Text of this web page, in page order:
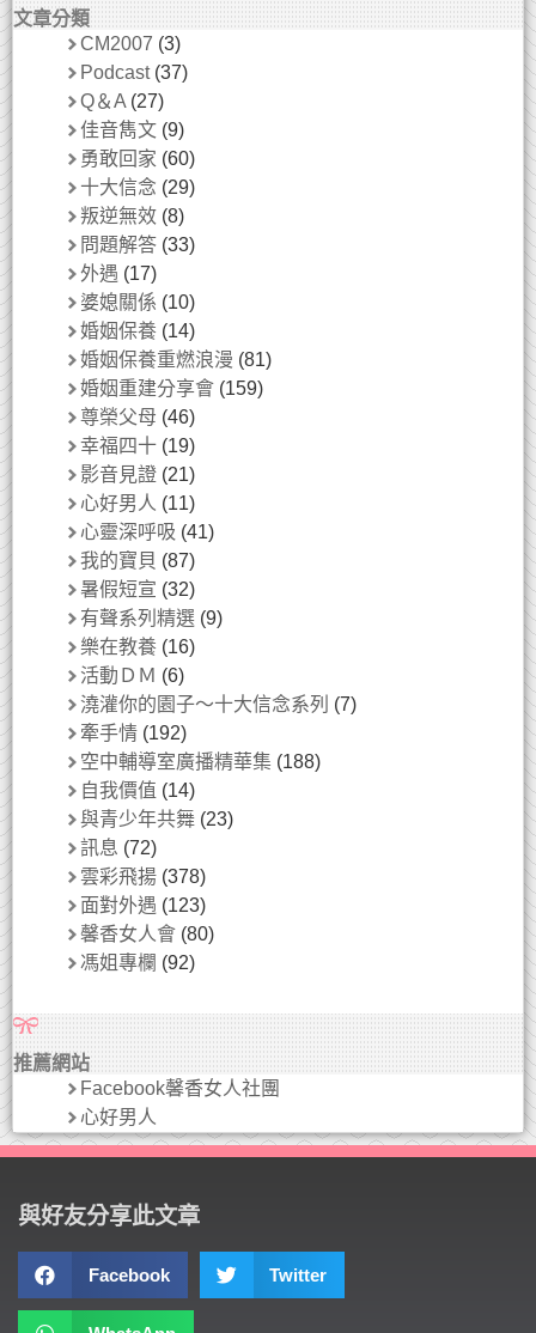
文章分類
CM2007 (3)
Podcast(37)
Q＆A (27)
佳音雋文 (9)
勇敢回家 (60)
十大信念 (29)
叛逆無效 (8)
問題解答 (33)
外遇 (17)
婆媳關係 (10)
婚姻保養 (14)
婚姻保養重燃浪漫 (81)
婚姻重建分享會 (159)
尊榮父母 (46)
幸福四十 (19)
影音見證 (21)
心好男人 (11)
心靈深呼吸 (41)
我的寶貝 (87)
暑假短宣 (32)
有聲系列精選 (9)
樂在教養 (16)
活動ＤＭ (6)
澆灌你的園子～十大信念系列 (7)
牽手情 (192)
空中輔導室廣播精華集 (188)
自我價值 (14)
與青少年共舞 (23)
訊息 (72)
雲彩飛揚 (378)
面對外遇 (123)
馨香女人會 (80)
馮姐專欄 (92)
推薦網站
Facebook馨香女人社團
心好男人
與好友分享此文章
Facebook Twitter